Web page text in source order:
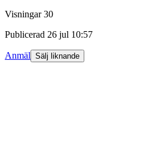
Visningar 30
Publicerad 26 jul 10:57
Anmäl Sälj liknande